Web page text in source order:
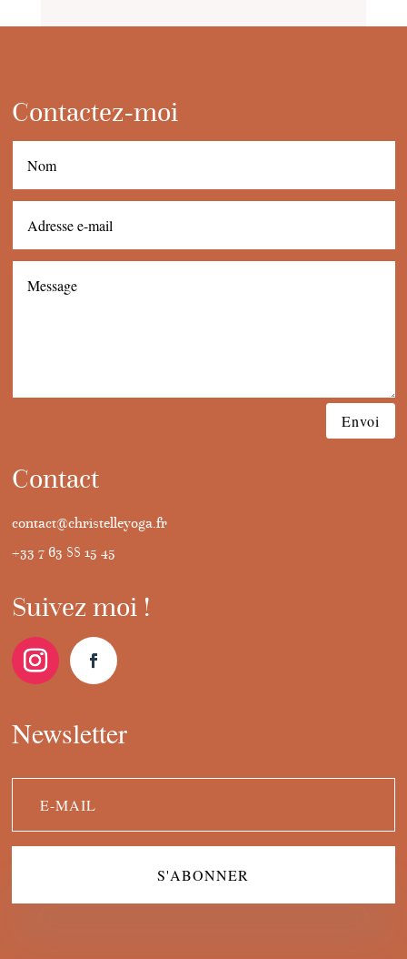
Contactez-moi
Envoi
Contact
contact@christelleyoga.fr
+33 7 63 88 15 45
Suivez moi !
Newsletter
S'ABONNER